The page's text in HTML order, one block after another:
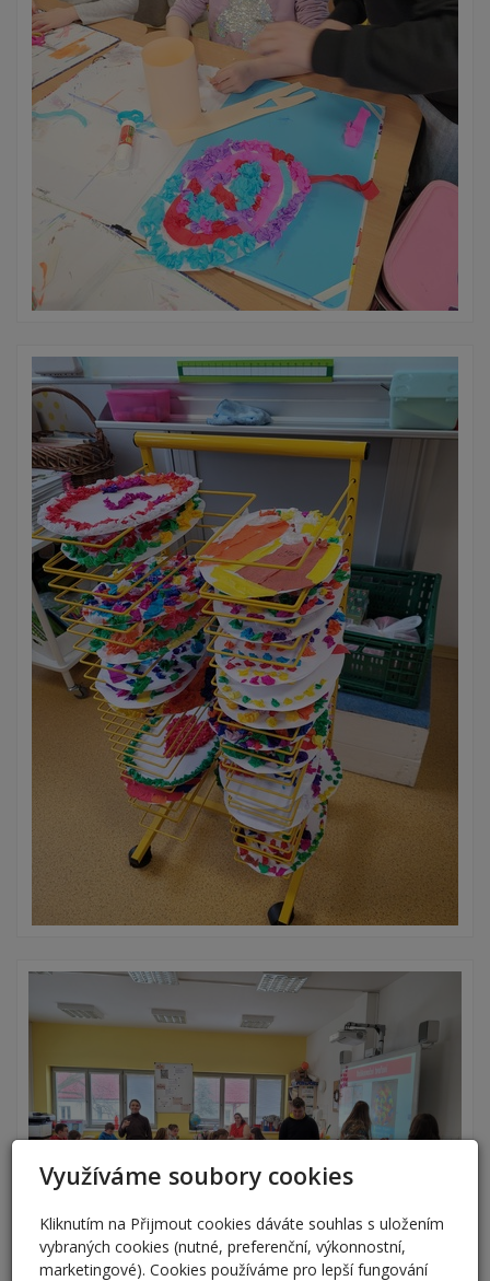
Využíváme soubory cookies
Kliknutím na Přijmout cookies dáváte souhlas s uložením
vybraných cookies (nutné, preferenční, výkonnostní,
marketingové). Cookies používáme pro lepší fungování